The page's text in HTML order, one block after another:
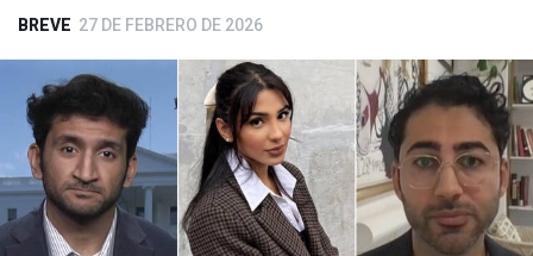
BREVE 27 DE FEBRERO DE 2026